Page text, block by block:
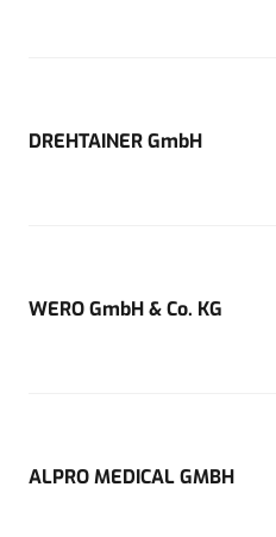
DREHTAINER GmbH
WERO GmbH & Co. KG
ALPRO MEDICAL GMBH